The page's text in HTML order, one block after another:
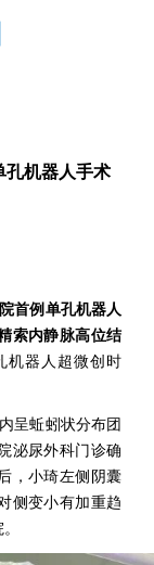
孔机器人手术
首例单孔机器人
索内静脉高位结
机器人超微创时
呈蚯蚓状分布团
泌尿外科门诊确
，小琦左侧阴囊
侧变小有加重趋